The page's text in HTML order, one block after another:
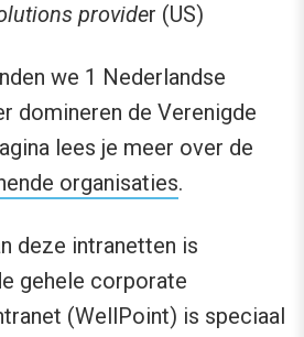
provider (US)
we 1 Nederlandse
domineren de Verenigde
lees je meer over de
organisaties.
deze intranetten is
gehele corporate
(WellPoint) is speciaal